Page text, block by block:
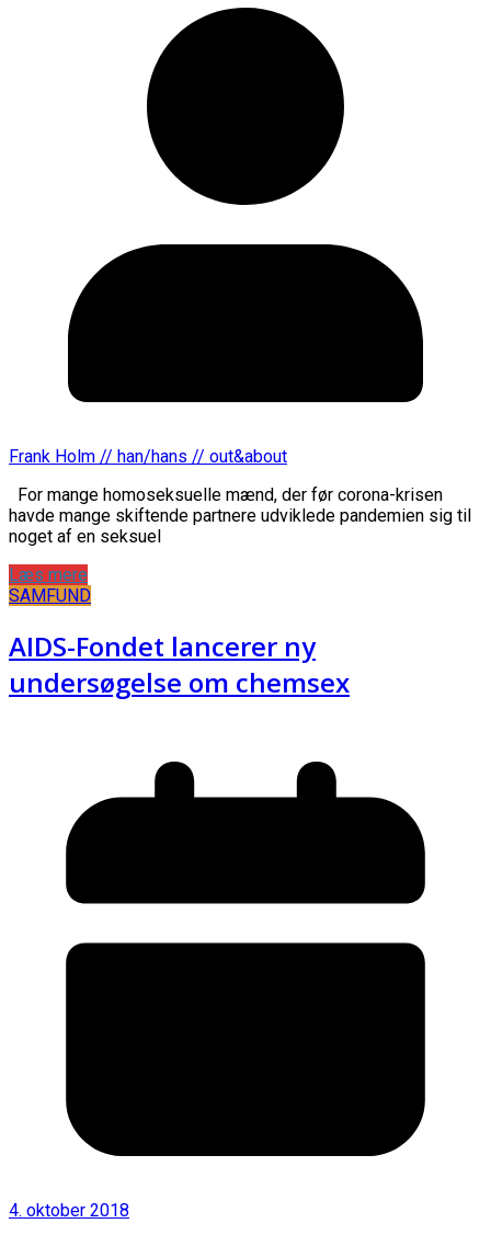
Frank Holm // han/hans // out&about
For mange homoseksuelle mænd, der før corona-krisen
havde mange skiftende partnere udviklede pandemien sig til
noget af en seksuel
Læs mere
SAMFUND
AIDS-Fondet lancerer ny
undersøgelse om chemsex
4. oktober 2018